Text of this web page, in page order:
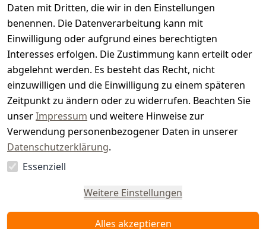
Daten mit Dritten, die wir in den Einstellungen
benennen. Die Datenverarbeitung kann mit
Einwilligung oder aufgrund eines berechtigten
Interesses erfolgen. Die Zustimmung kann erteilt oder
abgelehnt werden. Es besteht das Recht, nicht
einzuwilligen und die Einwilligung zu einem späteren
Zeitpunkt zu ändern oder zu widerrufen. Beachten Sie
unserImpressum und weitere Hinweise zur
Verwendung personenbezogener Daten in unserer
Datenschutzerklärung.
Essenziell
Weitere Einstellungen
Alles akzeptieren
r.
e
Vertrag
widerrufen